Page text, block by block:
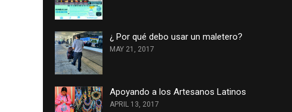
¿ Por qué debo usar un maletero?
MAY 21, 2017
Apoyando a los Artesanos Latinos
APRIL 13, 2017